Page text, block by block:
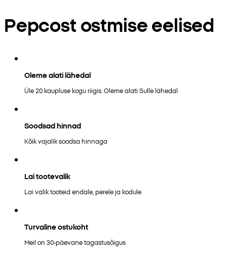
Pepcost ostmise eelised
Oleme alati lähedal
Üle 20 kaupluse kogu riigis. Oleme alati Sulle lähedal
Soodsad hinnad
Kõik vajalik soodsa hinnaga
Lai tootevalik
Lai valik tooteid endale, perele ja kodule
Turvaline ostukoht
Meil on 30-päevane tagastusõigus